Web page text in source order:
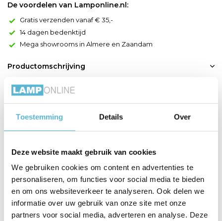
Toestemming Details Over
Deze website maakt gebruik van cookies
We gebruiken cookies om content en advertenties te
personaliseren, om functies voor social media te bieden
en om ons websiteverkeer te analyseren. Ook delen we
informatie over uw gebruik van onze site met onze
partners voor social media, adverteren en analyse. Deze
De voordelen van Lamponline.nl:
Gratis verzenden vanaf € 35,-
14 dagen bedenktijd
Mega showrooms in Almere en Zaandam
Productomschrijving
Genieten van een magistraal streepje licht doe je met Menga.
Deze originele plafondlamp uit hoogwaardig, satijnmat
uniek schouwspel. Enerzijds genereert Menga een duidelijk
afgelijnde neerwaartse lichtbundel en anderzijds straalt een
Productspecificaties
Artikelnummer 25117/10/65